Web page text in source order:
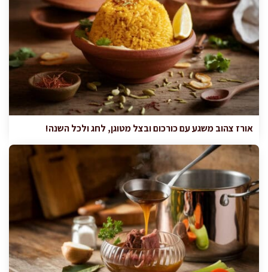
אורז צהוב משגע עם כורכום ובצל מטוגן, לחג ולכל השנה!